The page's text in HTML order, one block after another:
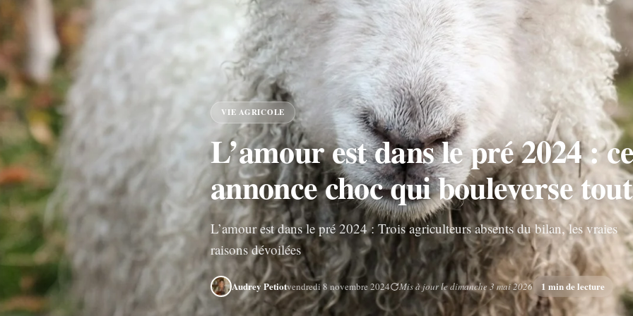
VIE AGRICOLE
L’amour est dans le pré 2024 :
annonce choc qui bouleverse tout
L’amour est dans le pré 2024 : Trois agriculteurs absents du bilan, les vraies
raisons dévoilées
Audrey Petiotvendredi 8 novembre 2024 Mis à jour le dimanche 3 mai 2026 1 min de lecture